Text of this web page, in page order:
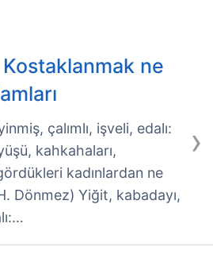
ne
›
çalımlı, işveli, edalı:
kahkahaları,
kadınlardan ne
Dönmez) Yiğit, kabadayı,